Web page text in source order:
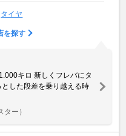
タイヤ
を探す
キロ 新しくフレバにタ
した段差を乗り越える時
ター）